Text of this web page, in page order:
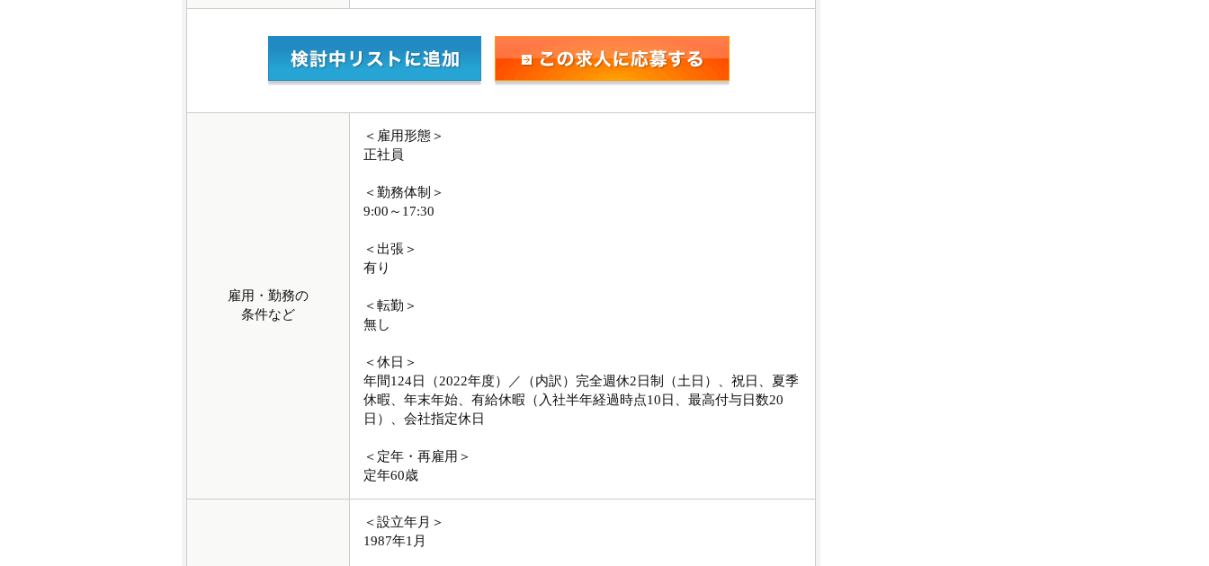
雇用・勤務の
条件など
＜雇用形態＞
正社員
＜勤務体制＞
9:00～17:30
＜出張＞
有り
＜転勤＞
無し
＜休日＞
年間124日（2022年度）／（内訳）完全週休2日制（土日）、祝日、夏季
休暇、年末年始、有給休暇（入社半年経過時点10日、最高付与日数20
日）、会社指定休日
＜定年・再雇用＞
定年60歳
＜設立年月＞
1987年1月